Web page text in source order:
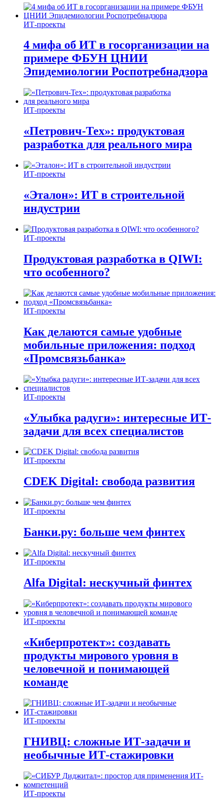
ИТ-проекты
4 мифа об ИТ в госорганизации на
примере ФБУН ЦНИИ
Эпидемиологии Роспотребнадзора
ИТ-проекты
«Петрович-Тех»: продуктовая
разработка для реального мира
ИТ-проекты
«Эталон»: ИТ в строительной
индустрии
ИТ-проекты
Продуктовая разработка в QIWI:
что особенного?
ИТ-проекты
Как делаются самые удобные
мобильные приложения: подход
«Промсвязьбанка»
ИТ-проекты
«Улыбка радуги»: интересные ИТ-
задачи для всех специалистов
ИТ-проекты
CDEK Digital: свобода развития
ИТ-проекты
Банки.ру: больше чем финтех
ИТ-проекты
Alfa Digital: нескучный финтех
ИТ-проекты
«Киберпротект»: создавать
продукты мирового уровня в
человечной и понимающей
команде
ИТ-проекты
ГНИВЦ: сложные ИТ‑задачи и
необычные ИТ‑стажировки
ИТ-проекты